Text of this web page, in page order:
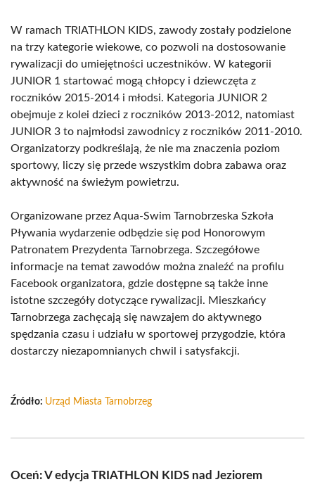
W ramach TRIATHLON KIDS, zawody zostały podzielone
na trzy kategorie wiekowe, co pozwoli na dostosowanie
rywalizacji do umiejętności uczestników. W kategorii
JUNIOR 1 startować mogą chłopcy i dziewczęta z
roczników 2015-2014 i młodsi. Kategoria JUNIOR 2
obejmuje z kolei dzieci z roczników 2013-2012, natomiast
JUNIOR 3 to najmłodsi zawodnicy z roczników 2011-2010.
Organizatorzy podkreślają, że nie ma znaczenia poziom
sportowy, liczy się przede wszystkim dobra zabawa oraz
aktywność na świeżym powietrzu.
Organizowane przez Aqua-Swim Tarnobrzeska Szkoła
Pływania wydarzenie odbędzie się pod Honorowym
Patronatem Prezydenta Tarnobrzega. Szczegółowe
informacje na temat zawodów można znaleźć na profilu
Facebook organizatora, gdzie dostępne są także inne
istotne szczegóły dotyczące rywalizacji. Mieszkańcy
Tarnobrzega zachęcają się nawzajem do aktywnego
spędzania czasu i udziału w sportowej przygodzie, która
dostarczy niezapomnianych chwil i satysfakcji.
Źródło: Urząd Miasta Tarnobrzeg
Oceń: V edycja TRIATHLON KIDS nad Jeziorem